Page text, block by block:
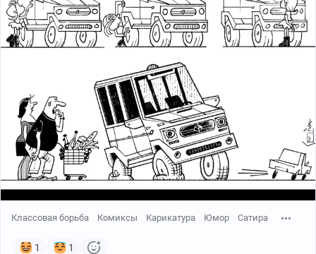
Классовая борьба Комиксы Карикатура Юмор Сатира
1 1